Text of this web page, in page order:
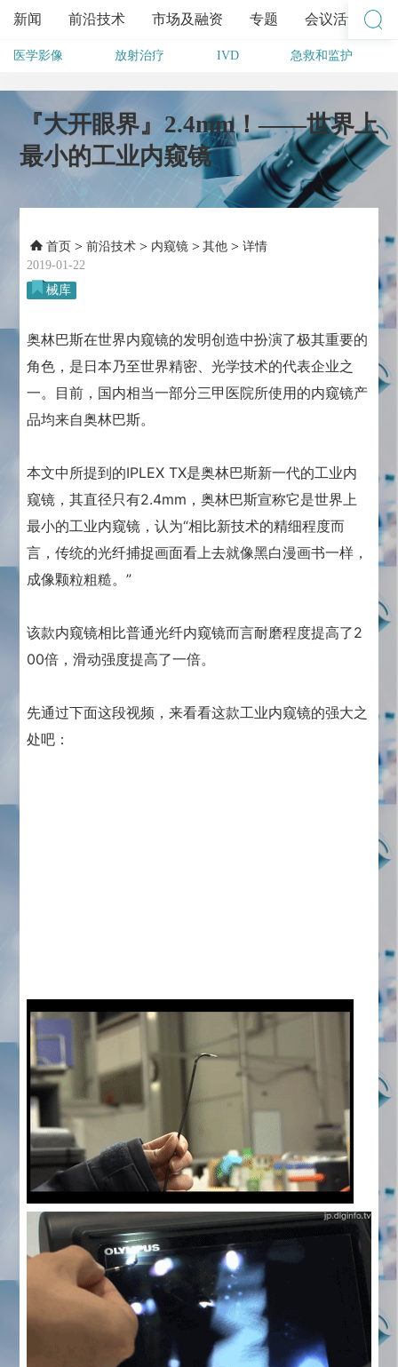
新闻 前沿技术 市场及融资 专题 会议活动
医学影像 放射治疗 IVD 急救和监护
『大开眼界』2.4mm！——世界上
最小的工业内窥镜
首页 > 前沿技术 > 内窥镜 > 其他 > 详情
2019-01-22
械库
奥林巴斯在世界内窥镜的发明创造中扮演了极其重要的
角色，是日本乃至世界精密、光学技术的代表企业之
一。目前，国内相当一部分三甲医院所使用的内窥镜产
品均来自奥林巴斯。
本文中所提到的IPLEX TX是奥林巴斯新一代的工业内
窥镜，其直径只有2.4mm，奥林巴斯宣称它是世界上
最小的工业内窥镜，认为“相比新技术的精细程度而
言，传统的光纤捕捉画面看上去就像黑白漫画书一样，
成像颗粒粗糙。”
该款内窥镜相比普通光纤内窥镜而言耐磨程度提高了2
00倍，滑动强度提高了一倍。
先通过下面这段视频，来看看这款工业内窥镜的强大之
处吧：